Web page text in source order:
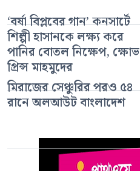
‘বর্ষা বিপ্লবের গান’ কনসার্টে
শিল্পী হাসানকে লক্ষ্য করে
পানির বোতল নিক্ষেপ, ক্ষোভ
প্রিন্স মাহমুদের
মিরাজের সেঞ্চুরির পরও ৫৪
রানে অলআউট বাংলাদেশ